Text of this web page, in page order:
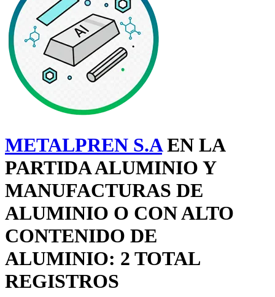
METALPREN S.AEN LA
PARTIDA ALUMINIO Y
MANUFACTURAS DE
ALUMINIO O CON ALTO
CONTENIDO DE
ALUMINIO: 2 TOTAL
REGISTROS